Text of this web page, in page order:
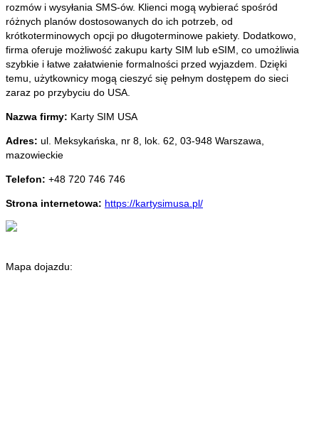
rozmów i wysyłania SMS-ów. Klienci mogą wybierać spośród
różnych planów dostosowanych do ich potrzeb, od
krótkoterminowych opcji po długoterminowe pakiety. Dodatkowo,
firma oferuje możliwość zakupu karty SIM lub eSIM, co umożliwia
szybkie i łatwe załatwienie formalności przed wyjazdem. Dzięki
temu, użytkownicy mogą cieszyć się pełnym dostępem do sieci
zaraz po przybyciu do USA.
Nazwa firmy: Karty SIM USA
Adres: ul. Meksykańska, nr 8, lok. 62 03-948 Warszawa
mazowieckie
Telefon: +48 720 746 746
Strona internetowa: https://kartysimusa.pl/
Mapa dojazdu: